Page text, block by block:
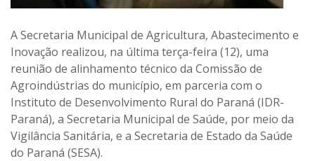
A Secretaria Municipal de Agricultura, Abastecimento e
Inovação realizou, na última terça-feira (12), uma
reunião de alinhamento técnico da Comissão de
Agroindústrias do município, em parceria com o
Instituto de Desenvolvimento Rural do Paraná (IDR-
Paraná), a Secretaria Municipal de Saúde, por meio da
Vigilância Sanitária, e a Secretaria de Estado da Saúde
do Paraná (SESA).